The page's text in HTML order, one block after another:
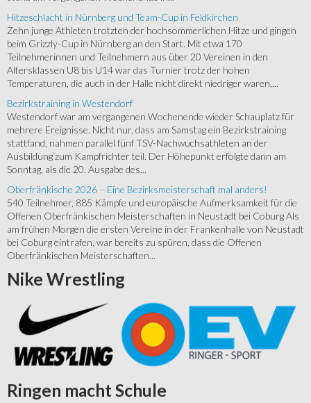
Hitzeschlacht in Nürnberg und Team-Cup in Feldkirchen
Zehn junge Athleten trotzten der hochsommerlichen Hitze und gingen
beim Grizzly-Cup in Nürnberg an den Start. Mit etwa 170
Teilnehmerinnen und Teilnehmern aus über 20 Vereinen in den
Altersklassen U8 bis U14 war das Turnier trotz der hohen
Temperaturen, die auch in der Halle nicht direkt niedriger waren,...
Bezirkstraining in Westendorf
Westendorf war am vergangenen Wochenende wieder Schauplatz für
mehrere Ereignisse. Nicht nur, dass am Samstag ein Bezirkstraining
stattfand, nahmen parallel fünf TSV-Nachwuchsathleten an der
Ausbildung zum Kampfrichter teil. Der Höhepunkt erfolgte dann am
Sonntag, als die 20. Ausgabe des...
Oberfränkische 2026 – Eine Bezirksmeisterschaft mal anders!
540 Teilnehmer, 885 Kämpfe und europäische Aufmerksamkeit für die
Offenen Oberfränkischen Meisterschaften in Neustadt bei Coburg Als
am frühen Morgen die ersten Vereine in der Frankenhalle von Neustadt
bei Coburg eintrafen, war bereits zu spüren, dass die Offenen
Oberfränkischen Meisterschaften...
Nike Wrestling
Ringen macht Schule